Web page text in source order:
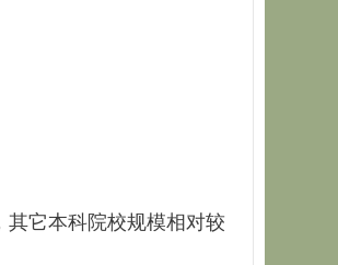
它本科院校规模相对较